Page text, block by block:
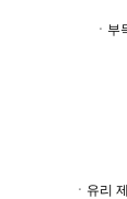
ㆍ
ㆍ유리